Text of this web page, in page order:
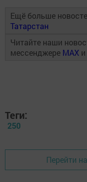
Ещё больше
Татарстан
Читайте наши
мессенджере MAX
Теги:
250
Перейти